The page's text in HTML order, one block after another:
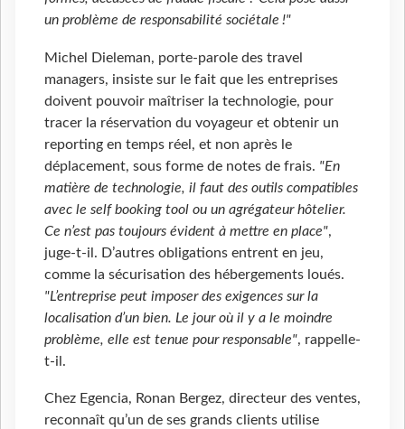
un problème de responsabilité sociétale !"
Michel Dieleman, porte-parole des travel
managers, insiste sur le fait que les entreprises
doivent pouvoir maîtriser la technologie, pour
tracer la réservation du voyageur et obtenir un
reporting en temps réel, et non après le
déplacement, sous forme de notes de frais. "En
matière de technologie, il faut des outils compatibles
avec le self booking tool ou un agrégateur hôtelier.
Ce n’est pas toujours évident à mettre en place",
juge-t-il. D’autres obligations entrent en jeu,
comme la sécurisation des hébergements loués.
"L’entreprise peut imposer des exigences sur la
localisation d’un bien. Le jour où il y a le moindre
problème, elle est tenue pour responsable", rappelle-
t-il.
Chez Egencia, Ronan Bergez, directeur des ventes,
reconnaît qu’un de ses grands clients utilise